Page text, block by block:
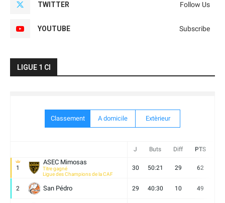
TWITTER Follow Us
YOUTUBE Subscribe
LIGUE 1 CI
Classement A domicile Extèrieur
J Buts Diff PTS
1
ASEC Mimosas
Titre gagné
Ligue des Champions de la CAF
30 50:21 29 62
2 San Pédro 29 40:30 10 49